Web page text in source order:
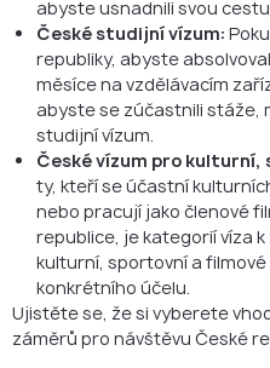
abyste usnadnili svou
České studijní vízum:
republiky, abyste
měsíce na vzdělávacím
abyste se zúčastnili stáže,
studijní vízum.
České vízum pro
ty, kteří se účastní
nebo pracují jako členové
republice, je kategorií víza
kulturní, sportovní a
konkrétního účelu.
Ujistěte se, že si vyberete
záměrů pro návštěvu České